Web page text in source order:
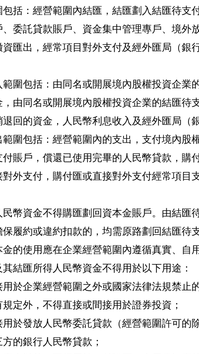
括：經營範圍內結匯，結匯劃入結匯待支
委託貸款賬戶、資金集中管理專戶、境外
匯出，經常項目對外支付及經外匯局（銀
圍包括：由同名或開展境內股權投資企業
由同名或開展境內股權投資企業的結匯待
回的資金，人民幣利息收入及經外匯局（
圍包括：經營範圍內的支出，支付境內股
賬戶，償還已使用完畢的人民幣貸款，購
外支付，購付匯或直接對外支付經常項目
幣資金不得購匯劃回資本金賬戶。由結匯
履約或違約扣款的，均需原路劃回結匯待
的使用應在企業經營範圍內遵循真實、自
結匯所得人民幣資金不得用於以下用途：
用於企業經營範圍之外或國家法律法規禁止
規定外，不得直接或間接用於證券投資；
用於發放人民幣委託貸款（經營範圍許可
的銀行人民幣貸款；